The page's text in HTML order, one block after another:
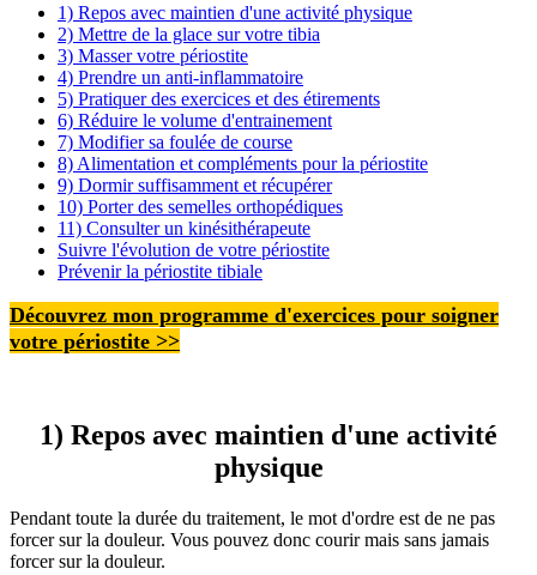
1) Repos avec maintien d'une activité physique
2) Mettre de la glace sur votre tibia
3) Masser votre périostite
4) Prendre un anti-inflammatoire
5) Pratiquer des exercices et des étirements
6) Réduire le volume d'entrainement
7) Modifier sa foulée de course
8) Alimentation et compléments pour la périostite
9) Dormir suffisamment et récupérer
10) Porter des semelles orthopédiques
11) Consulter un kinésithérapeute
Suivre l'évolution de votre périostite
Prévenir la périostite tibiale
Découvrez mon programme d'exercices pour soigner
votre périostite >>
1) Repos avec maintien d'une activité
physique
Pendant toute la durée du traitement, le mot d'ordre est de ne pas
forcer sur la douleur. Vous pouvez donc courir mais sans jamais
forcer sur la douleur.